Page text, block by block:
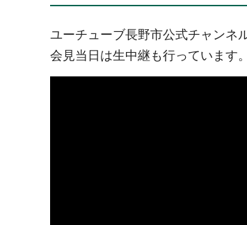
ユーチューブ長野市公式チャンネ
会見当日は生中継も行っています。